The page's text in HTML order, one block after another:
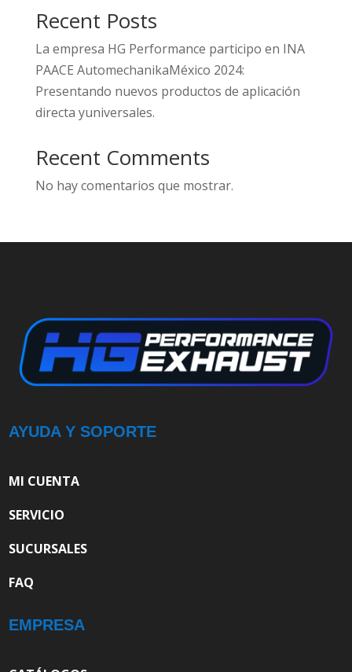
Recent Posts
La empresa HG Performance participo en INA
PAACE AutomechanikaMéxico 2024:
Presentando nuevos productos de aplicación
directa yuniversales.
Recent Comments
No hay comentarios que mostrar.
AYUDA Y SOPORTE
MI CUENTA
SERVICIO
SUCURSALES
FAQ
EMPRESA